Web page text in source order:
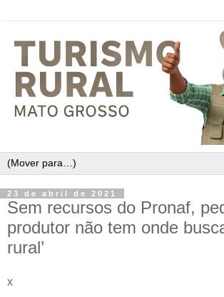
23 de abril de 2021
Sem recursos do Pronaf,
produtor não tem onde
rural’
x